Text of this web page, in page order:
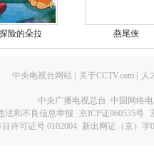
险的朵拉 燕尾侠
中央电视台网站 关于CCTV.com 人
中央广播电视总台 中国网络
法和不良信息举报
京ICP证060535号
许可证号 0102004 新出网证（京）